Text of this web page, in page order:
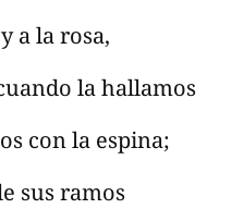
a la rosa,
la hallamos
con la espina;
sus ramos